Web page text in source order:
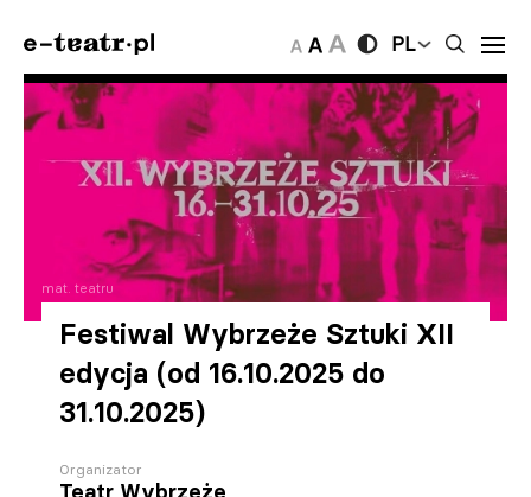
PL
mat. teatru
Festiwal Wybrzeże Sztuki XII
edycja (od 16.10.2025 do
31.10.2025)
Organizator